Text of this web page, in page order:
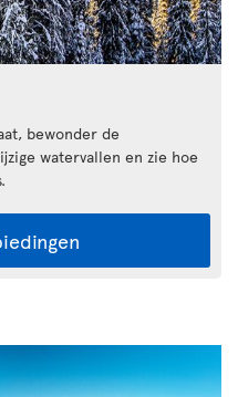
bewonder de
watervallen en zie hoe